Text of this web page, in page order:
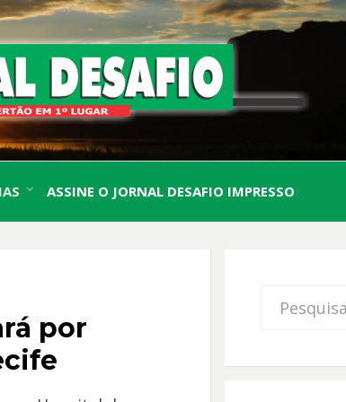
JORNAL
DESAFIO
O Sertão em 1º Lugar
ASSINE O JORNAL DESAFIO IMPRESSO
por
Procurar